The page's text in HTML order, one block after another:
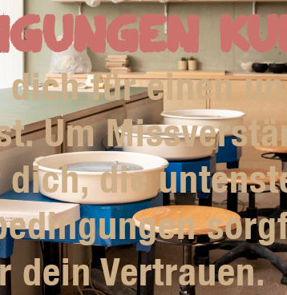
für einen
Um
die
dein Vertrauen.